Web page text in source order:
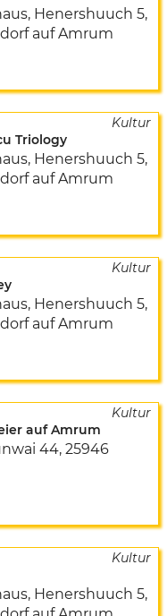
, Henershuuch 5,
auf Amrum
Triology
, Henershuuch 5,
auf Amrum
, Henershuuch 5,
auf Amrum
auf Amrum
44, 25946
, Henershuuch 5,